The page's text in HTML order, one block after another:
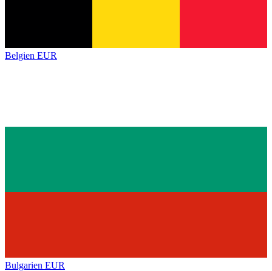
Belgien EUR
Bulgarien EUR